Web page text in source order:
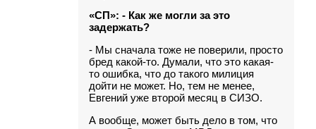
«СП»: - Как же могли за это
задержать?
- Мы сначала тоже не поверили, просто
бред какой-то. Думали, что это какая-
то ошибка, что до такого милиция
дойти не может. Но, тем не менее,
Евгений уже второй месяц в СИЗО.
А вообще, может быть дело в том, что